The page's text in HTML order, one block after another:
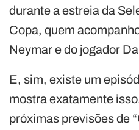
durante a estreia da
Copa, quem
Neymar e do jogador
E, sim, existe um
mostra exatamente
próximas previsões de